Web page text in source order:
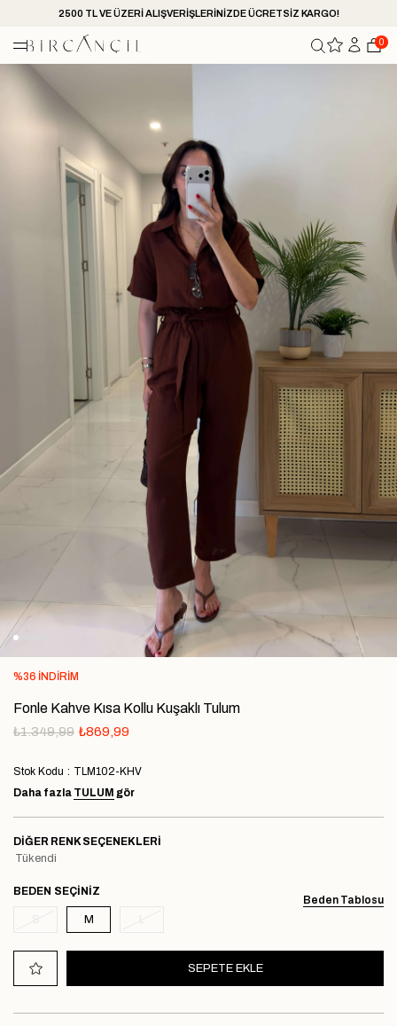
2500 TL VE ÜZERİ ALIŞVERİŞLERİNİZDE ÜCRETSİZ KARGO!
0
%36 İNDIRIM
Fonle Kahve Kısa Kollu Kuşaklı Tulum
₺1.349,99 ₺869,99
Stok Kodu
TLM102-KHV
Daha fazla TULUM gör
DIĞER RENK SEÇENEKLERI
Tükendi
Beden Tablosu
BEDEN
M